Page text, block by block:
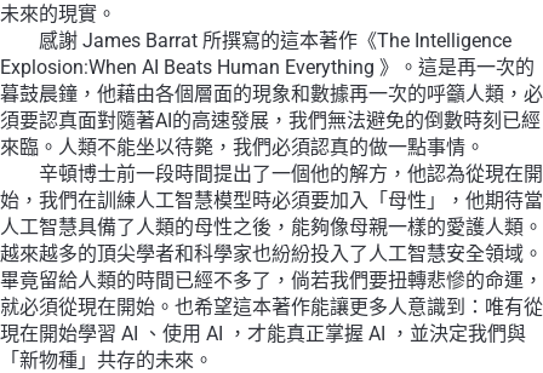
未來的現實。
感謝 James Barrat 所撰寫的這本著作《The Intelligence
Explosion:When AI Beats Human Everything 》。這是再一次的
暮鼓晨鐘，他藉由各個層面的現象和數據再一次的呼籲人類，必
須要認真面對隨著AI的高速發展，我們無法避免的倒數時刻已經
來臨。人類不能坐以待斃，我們必須認真的做一點事情。
辛頓博士前一段時間提出了一個他的解方，他認為從現在開
始，我們在訓練人工智慧模型時必須要加入「母性」，他期待當
人工智慧具備了人類的母性之後，能夠像母親一樣的愛護人類。
越來越多的頂尖學者和科學家也紛紛投入了人工智慧安全領域。
畢竟留給人類的時間已經不多了，倘若我們要扭轉悲慘的命運，
就必須從現在開始。也希望這本著作能讓更多人意識到：唯有從
現在開始學習 AI 、使用 AI ，才能真正掌握 AI ，並決定我們與
「新物種」共存的未來。